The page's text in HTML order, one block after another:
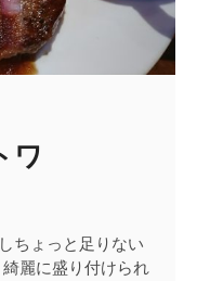
ワ
ちょっと足りない
麗に盛り付けられ